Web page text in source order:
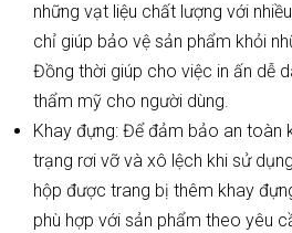
những vạt liệu chất lượng với
chỉ giúp bảo vệ sản phẩm khỏi
Đồng thời giúp cho việc in ấn dễ
thẩm mỹ cho người dùng.
Khay đựng: Để đảm bảo an toàn
trạng rơi vỡ và xô lệch khi sử
hộp được trang bị thêm khay
phù hợp với sản phẩm theo yêu